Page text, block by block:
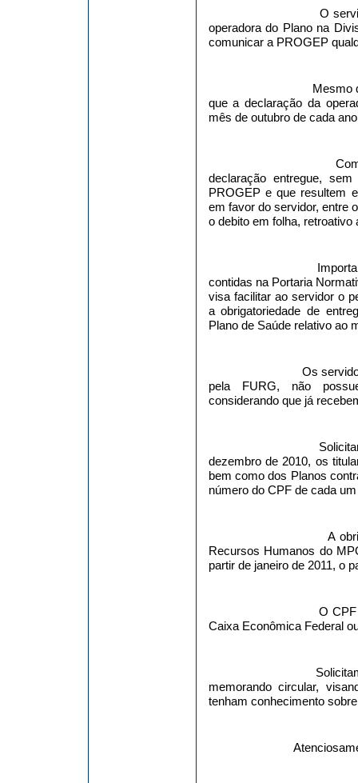
O
operadora do Plano na
comunicar a PROGEP
Mesmo
que a declaração da
mês de outubro de cada
declaração entregue,
PROGEP e que resultem
em favor do servidor, entre
o debito em folha, retroativo
contidas na Portaria
visa facilitar ao servidor o
a obrigatoriedade de
Plano de Saúde relativo ao
Os
pela FURG, não
considerando que já
dezembro de 2010, os
bem como dos Planos
número do CPF de cada
A
Recursos Humanos do
partir de janeiro de 2011, o
O
Caixa Econômica Federal
memorando circular,
tenham conhecimento